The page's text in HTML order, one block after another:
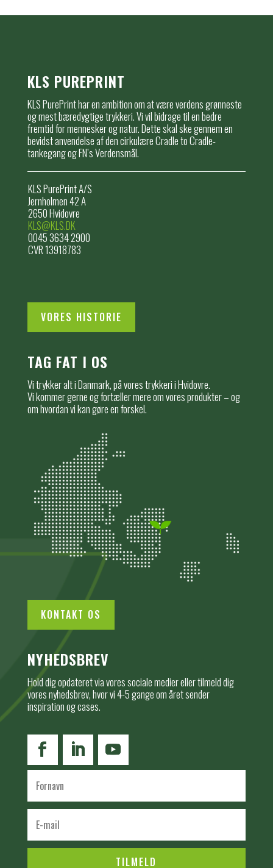
KLS PUREPRINT
KLS PurePrint har en ambition om at være verdens grønneste
og mest bæredygtige trykkeri. Vi vil bidrage til en bedre
fremtid for mennesker og natur. Dette skal ske gennem en
bevidst anvendelse af den cirkulære Cradle to Cradle-
tankegang og FN’s Verdensmål.
KLS PurePrint A/S
Jernholmen 42 A
2650 Hvidovre
KLS@KLS.DK
0045 3634 2900
CVR 13918783
VORES HISTORIE
TAG FAT I OS
Vi trykker alt i Danmark, på vores trykkeri i Hvidovre.
Vi kommer gerne og fortæller mere om vores produkter – og
om hvordan vi kan gøre en forskel.
KONTAKT OS
NYHEDSBREV
Hold dig opdateret via vores sociale medier eller tilmeld dig
vores nyhedsbrev, hvor vi 4-5 gange om året sender
inspiration og cases.
TILMELD